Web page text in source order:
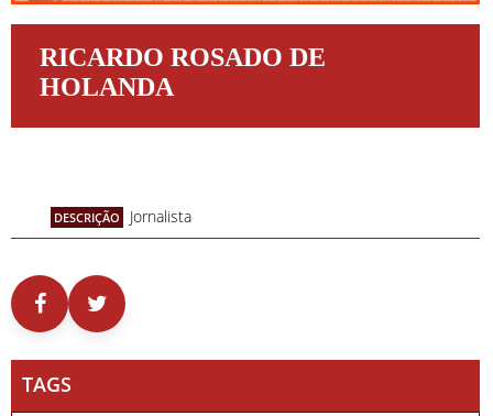
RICARDO ROSADO DE
HOLANDA
DESCRIÇÃO Jornalista
TAGS